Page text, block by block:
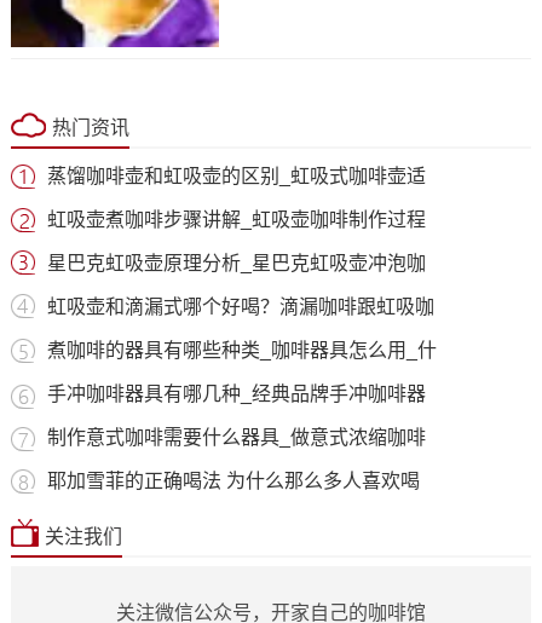
热门资讯
蒸馏咖啡壶和虹吸壶的区别_虹吸式咖啡壶适
虹吸壶煮咖啡步骤讲解_虹吸壶咖啡制作过程
星巴克虹吸壶原理分析_星巴克虹吸壶冲泡咖
虹吸壶和滴漏式哪个好喝？滴漏咖啡跟虹吸咖
煮咖啡的器具有哪些种类_咖啡器具怎么用_什
手冲咖啡器具有哪几种_经典品牌手冲咖啡器
制作意式咖啡需要什么器具_做意式浓缩咖啡
耶加雪菲的正确喝法 为什么那么多人喜欢喝
关注我们
关注微信公众号，开家自己的咖啡馆